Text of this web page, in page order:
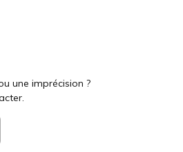
une imprécision ?